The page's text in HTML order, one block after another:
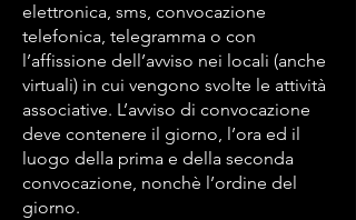
elettronica, sms, convocazione
telefonica, telegramma o con
l’affissione dell’avviso nei locali (anche
virtuali) in cui vengono svolte le attività
associative. L’avviso di convocazione
deve contenere il giorno, l’ora ed il
luogo della prima e della seconda
convocazione, nonchè l’ordine del
giorno.